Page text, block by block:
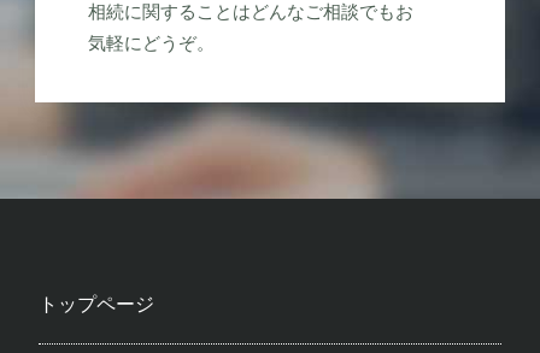
相続に関することはどんなご相談でもお
気軽にどうぞ。
トップページ